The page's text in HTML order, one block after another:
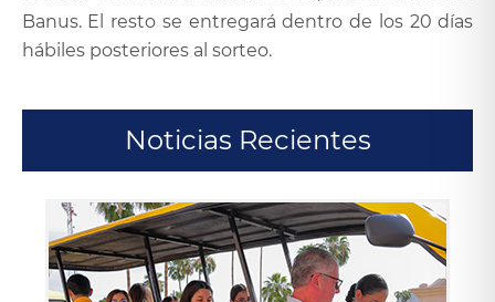
Banus. El resto se entregará dentro de los 20 días
hábiles posteriores al sorteo.
Noticias Recientes